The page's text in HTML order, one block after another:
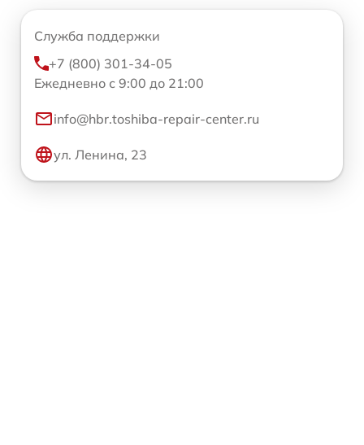
Служба поддержки
+7 (800) 301-34-05
Ежедневно с 9:00 до 21:00
info@hbr.toshiba-repair-center.ru
ул. Ленина, 23